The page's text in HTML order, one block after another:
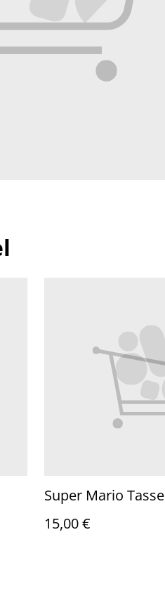
Super Mario Tasse
15,00 €